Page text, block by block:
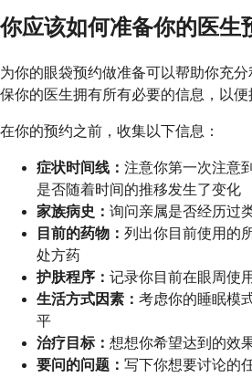
你应该如何准备你的医生
为你的眼袋预约做准备可以帮助你充
保你的医生拥有所有必要的信息，以便
在你的预约之前，收集以下信息：
症状时间线： 注意你第一次注意
是否随着时间的推移发生了变化
家族病史： 询问亲属是否经历过
目前的药物： 列出你目前使用的
处方药
护肤程序： 记录你目前在眼周使
生活方式因素： 考虑你的睡眠模
平
治疗目标： 想想你希望达到的效
要问的问题： 写下你想要讨论的